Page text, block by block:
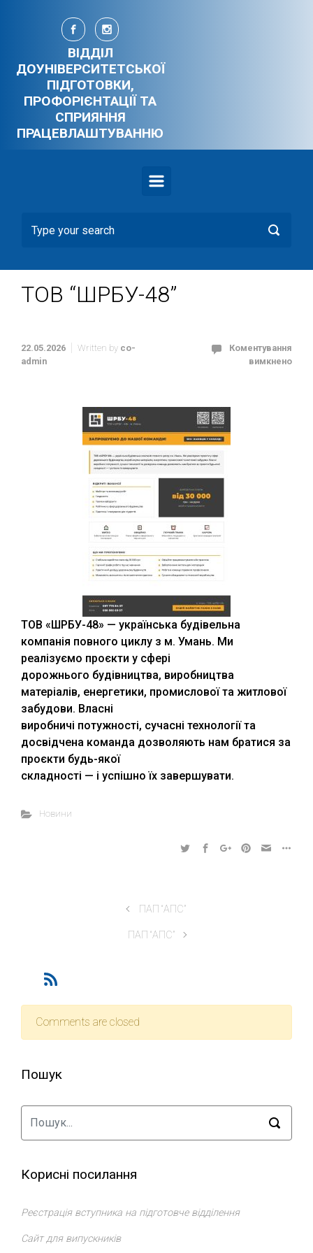
Skip to main content
ВІДДІЛ
ДОУНІВЕРСИТЕТСЬКОЇ
ПІДГОТОВКИ,
ПРОФОРІЄНТАЦІЇ ТА
СПРИЯННЯ
ПРАЦЕВЛАШТУВАННЮ
ТОВ “ШРБУ-48”
22.05.2026 Written by co-
admin
Коментування
вимкнено
ТОВ «ШРБУ-48» — українська будівельна
компанія повного циклу з м. Умань. Ми
реалізуємо проєкти у сфері
дорожнього будівництва, виробництва
матеріалів, енергетики, промислової та житлової
забудови. Власні
виробничі потужності, сучасні технології та
досвідчена команда дозволяють нам братися за
проєкти будь-якої
складності — і успішно їх завершувати.
Новини
ПАП “АПС”
ПАП “АПС”
Comments are closed
Пошук
Корисні посилання
Реєстрація вступника на підготовче відділення
Сайт для випускників